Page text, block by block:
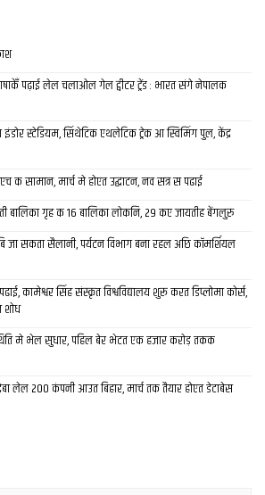
पढ़ाई लेल चलाओल गेल ट्वीटर ट्रेंड : भारत संगे नेपालक
इंडोर स्‍टेडि‍यम, सिंथेटिक एथलेटिक ट्रेक आ स्विमिंग पुल, केंद्र
क सामान, मार्च मे होएत उद्घाटन, नव सत्र स पढाई
गृह क 16 बालिका लोकनि, 29 कए जायतीह बेंगलुरु
जा सकता सैलानी, पर्यटन विभाग बना रहल अछि कॉमर्शियल
कामेश्वर सिंह संस्कृत विश्वविद्यालय शुरू करत डिप्लोमा कोर्स,
शोध
मे भेल सुधार, पहिल बेर भेटत एक हजार करोड़ तकक
लेल 200 कंपनी आउत बिहार, मार्च तक तैयार होएत डेटाबेस